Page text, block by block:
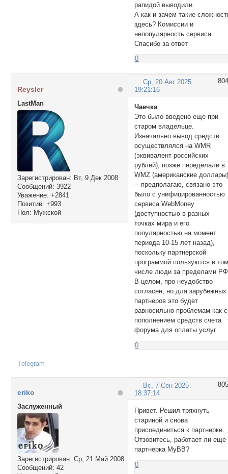
рапидой выводили.
А как и зачем такие
здесь? Комиссии и
непопулярность сервиса
Спасибо за ответ
0
804
Ср, 20 Авг 2025
19:21:16
Reysler
LastMan
Зарегистрирован: Вт, 9 Дек 2008
Сообщений: 3922
Уважение: +2841
Позитив: +993
Пол: Мужской
Чаечка
Это было введено еще при
старом владельце.
Изначально вывод средств
осуществлялся на WMR
(эквивалент российских
рублей), позже переделали в
WMZ (американские
—предполагаю, связано это
было с унифицированностью
сервиса WebMoney
(доступностью в разных
точках мира и его
популярностью на момент
периода 10-15 лет назад),
поскольку партнерской
программой пользуются в
числе люди за пределами
В целом, про неудобство
согласен, но для зарубежных
партнеров это будет
равносильно проблемам как с
пополнением средств счета
форума для оплаты услуг.
0
Telegram
805
Вс, 7 Сен 2025
18:37:14
eriko
Заслуженный
Зарегистрирован: Ср, 21 Май 2008
Сообщений: 42
Привет. Решил тряхнуть
стариной и снова
присоединиться к партнерке.
Отзовитесь, работает ли еще
партнерка MyBB?
0